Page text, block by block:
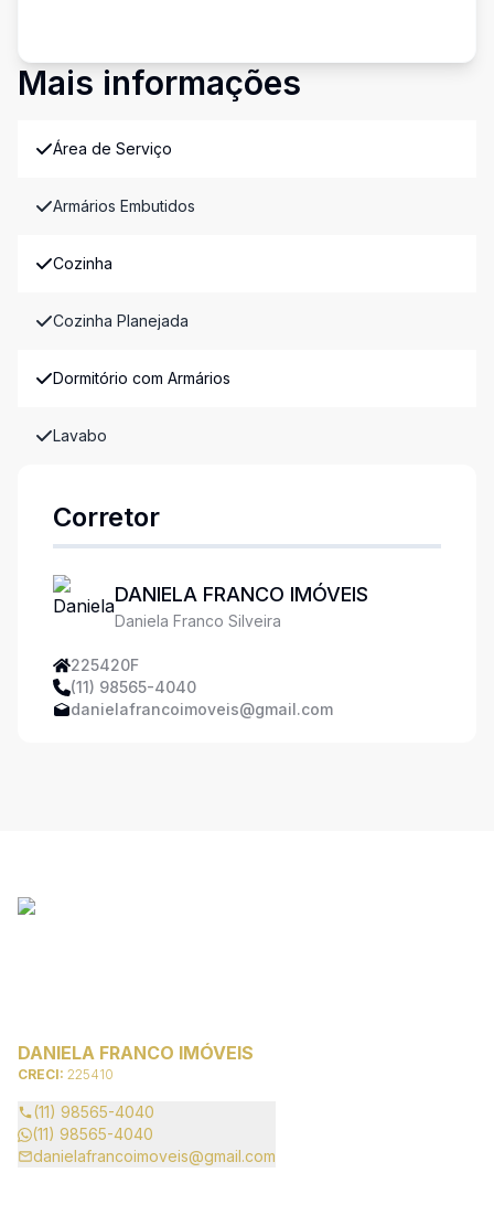
Mais informações
Área de Serviço
Armários Embutidos
Cozinha
Cozinha Planejada
Dormitório com Armários
Lavabo
Corretor
DANIELA FRANCO IMÓVEIS
Daniela Franco Silveira
225420F
(11) 98565-4040
danielafrancoimoveis@gmail.com
DANIELA FRANCO IMÓVEIS
CRECI: 225410
(11) 98565-4040
(11) 98565-4040
danielafrancoimoveis@gmail.com